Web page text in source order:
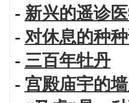
- 新兴的遥诊
- 对休息的种
- 三百年牡丹
- 宫殿庙宇的